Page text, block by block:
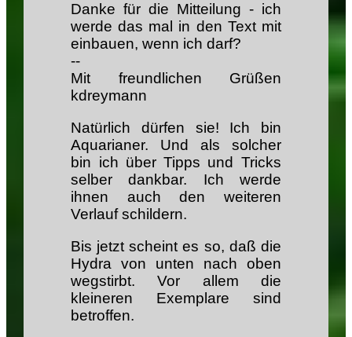
Danke für die Mitteilung - ich
werde das mal in den Text mit
einbauen, wenn ich darf?
--
Mit freundlichen Grüßen
kdreymann
Natürlich dürfen sie! Ich bin
Aquarianer. Und als solcher
bin ich über Tipps und Tricks
selber dankbar. Ich werde
ihnen auch den weiteren
Verlauf schildern.
Bis jetzt scheint es so, daß die
Hydra von unten nach oben
wegstirbt. Vor allem die
kleineren Exemplare sind
betroffen.